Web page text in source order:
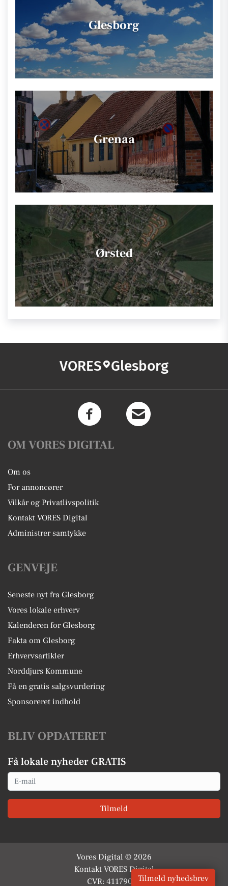
Glesborg
Grenaa
Ørsted
VORES Glesborg
OM VORES DIGITAL
Om os
For annoncører
Vilkår og Privatlivspolitik
Kontakt VORES Digital
Administrer samtykke
GENVEJE
Seneste nyt fra Glesborg
Vores lokale erhverv
Kalenderen for Glesborg
Fakta om Glesborg
Erhvervsartikler
Norddjurs Kommune
Få en gratis salgsvurdering
Sponsoreret indhold
BLIV OPDATERET
Få lokale nyheder GRATIS
Email
Tilmeld
Vores Digital © 2026
Kontakt VORES Digital
CVR: 41179082Tilmeld nyhedsbrev